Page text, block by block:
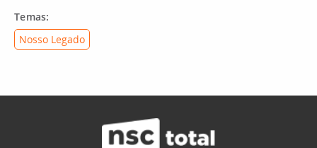
Temas:
Nosso Legado